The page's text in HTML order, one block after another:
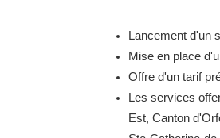
Lancement d'un
Mise en place
Offre d'un tarif
Les services
Est, Canton